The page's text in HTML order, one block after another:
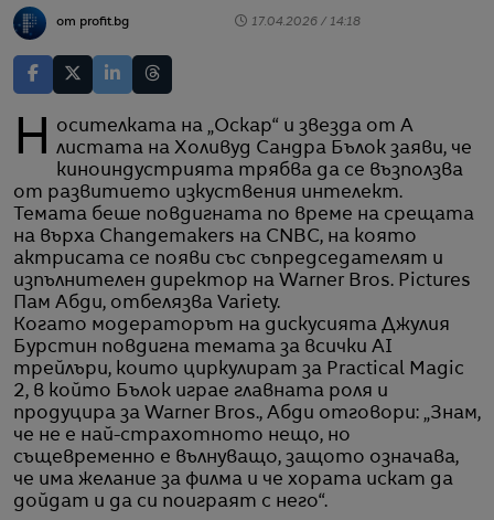
от profit.bg 17.04.2026 / 14:18
Носителката на „Оскар“ и звезда от А листата на Холивуд Сандра Бълок заяви, че
киноиндустрията трябва да се възползва
от развитието изкуствения интелект.
Темата беше повдигната по време на срещата
на върха Changemakers на CNBC, на която
актрисата се появи със съпредседателят и
изпълнителен директор на Warner Bros. Pictures
Пам Абди, отбелязва Variety.
Когато модераторът на дискусията Джулия
Бурстин повдигна темата за всички AI
трейлъри, които циркулират за Practical Magic
2, в който Бълок играе главната роля и
продуцира за Warner Bros., Абди отговори: „Знам,
че не е най-страхотното нещо, но
същевременно е вълнуващо, защото означава,
че има желание за филма и че хората искат да
дойдат и да си поиграят с него“.